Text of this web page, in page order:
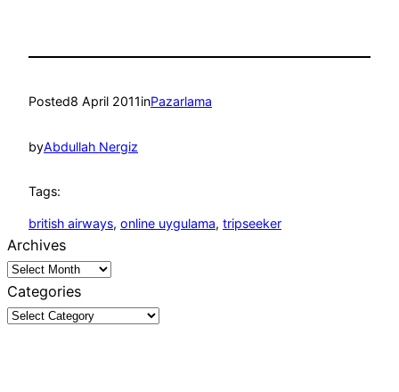
Posted8 April 2011inPazarlama
byAbdullah Nergiz
Tags:
british airways, online uygulama, tripseeker
Archives
Categories